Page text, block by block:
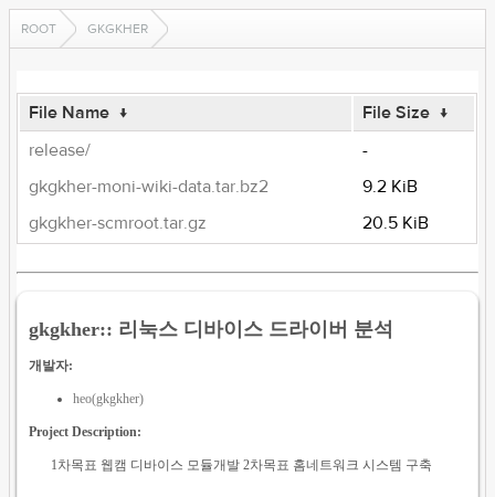
ROOT GKGKHER
File Name ↓ File Size ↓
release/
-
gkgkher-moni-wiki-data.tar.bz2
9.2 KiB
gkgkher-scmroot.tar.gz
20.5 KiB
gkgkher:: 리눅스 디바이스 드라이버 분석
개발자:
heo(gkgkher)
Project Description:
1차목표 웹캠 디바이스 모듈개발 2차목표 홈네트워크 시스템 구축